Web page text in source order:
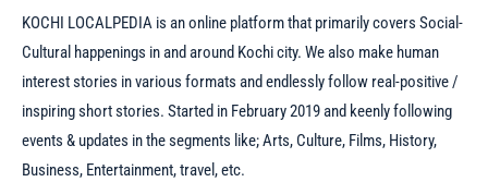
KOCHI LOCALPEDIA is an online platform that primarily covers Social-
Cultural happenings in and around Kochi city. We also make human
interest stories in various formats and endlessly follow real-positive /
inspiring short stories. Started in February 2019 and keenly following
events & updates in the segments like; Arts, Culture, Films, History,
Business, Entertainment, travel, etc.